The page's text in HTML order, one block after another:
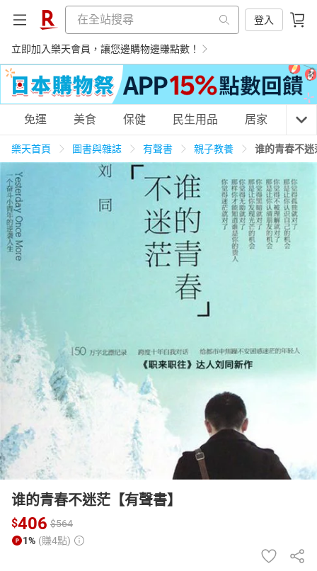
登入
立即加入樂天會員，讓您邊購物邊賺點數！
購物網分類
養生保健 民生用品
運動休閒 親子玩具
日本購物 電子/紙本書
HOT
免運 美食 保健 民生用品 居家 3C
樂天首頁 圖書與雜誌 有聲書 親子教養 谁的青春不
谁的青春不迷茫【有聲書】
$406 $564
1% (賺4點)